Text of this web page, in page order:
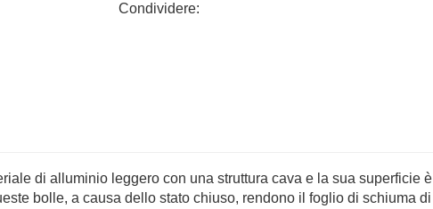
Condividere:
di alluminio leggero con una struttura cava e la sua superficie è
bolle, a causa dello stato chiuso, rendono il foglio di schiuma di